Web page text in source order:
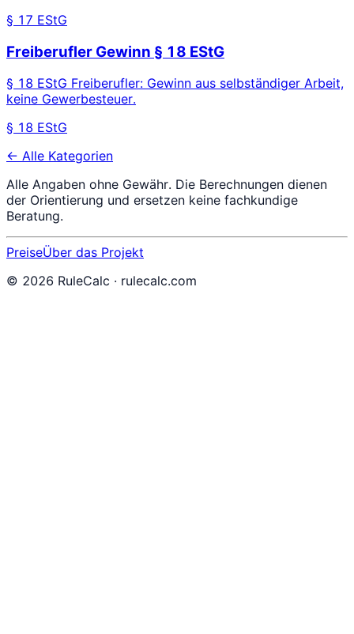
§ 17 EStG
Freiberufler Gewinn § 18 EStG
§ 18 EStG Freiberufler: Gewinn aus selbständiger Arbeit,
keine Gewerbesteuer.
§ 18 EStG
← Alle Kategorien
Alle Angaben ohne Gewähr. Die Berechnungen dienen
der Orientierung und ersetzen keine fachkundige
Beratung.
PreiseÜber das Projekt
© 2026 RuleCalc · rulecalc.com